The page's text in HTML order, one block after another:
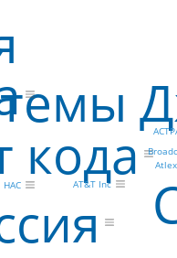
кода
НАС AT&T Inc
Atlex